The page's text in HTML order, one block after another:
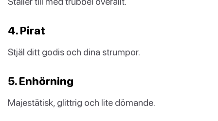
4. Pirat
Stjäl ditt godis och dina strumpor.
5. Enhörning
Majestätisk, glittrig och lite dömande.